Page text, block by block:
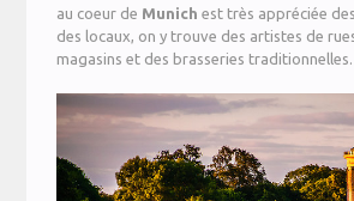
au coeur de Munich est très appréciée
des locaux, on y trouve des artistes de
magasins et des brasseries traditionnelles.